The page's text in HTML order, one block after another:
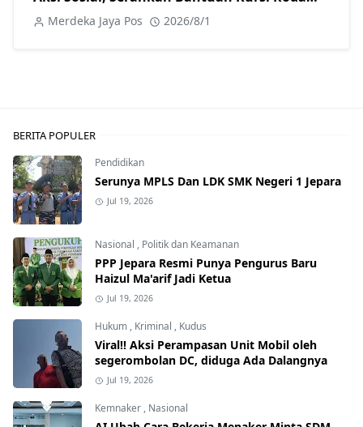
kepada Warga
Merdeka Jaya Pos 2026/8/1
BERITA POPULER
Pendidikan
Serunya MPLS Dan LDK SMK Negeri 1 Jepara
Jul 19, 2026
Nasional , Politik dan Keamanan
PPP Jepara Resmi Punya Pengurus Baru
Haizul Ma'arif Jadi Ketua
Jul 19, 2026
Hukum, Kriminal , Kudus
Viral!! Aksi Perampasan Unit Mobil oleh
segerombolan DC, diduga Ada Dalangnya
Jul 19, 2026
Kemnaker, Nasional